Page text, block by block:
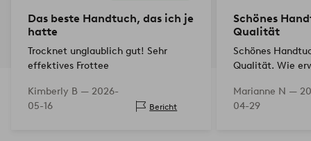
Das beste Handtuch, das ich je
hatte
Trocknet unglaublich gut! Sehr
effektives Frottee
Kimberly B — 2026-
05-16
Bericht
Schönes
Qualität
Schönes
Qualität. Wie
Marianne N —
04-29